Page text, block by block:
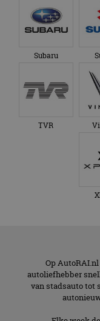
Subaru
TVR
Op
autoliefhebber
van stadsauto tot